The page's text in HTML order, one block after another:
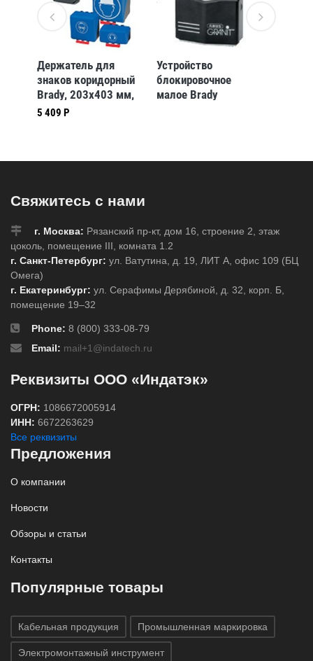
Держатель для
знаков коридорный
Brady, 203x403 мм,
Пластик, 1 шт
5 409 Р
Устройство
блокировочное
малое Brady
Свяжитесь с нами
г. Москва: Рязанский пр-кт, дом 16, строение 2, этаж
цоколь, помещение III, комната 1.2
г. Санкт-Петербург: ул. Ватутина, д. 19, ЛИТ А, офис 109 (БЦ
Омега)
г. Екатеринбург: ул. Серафимы Дерябиной, д. 32, корп. Б,
помещение 19–32
Phone: 8 (800) 333-08-79
Email: mail+1@indatech.ru
Реквизиты ООО «Индатэк»
ОГРН: 1086672005914
ИНН: 6672263629
Все реквизиты
Предложения
О компании
Новости
Обзоры и статьи
Контакты
Популярные товары
Кабельная продукция Промышленная маркировка
Электромонтажный инструмент